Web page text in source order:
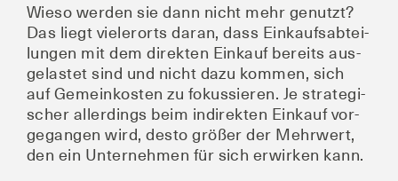
Wie­so wer­den sie dann nicht mehr genutzt?
Das liegt vie­ler­orts dar­an, dass Ein­kaufs­ab­tei­
lun­gen mit dem direk­ten Ein­kauf bereits aus­
ge­las­tet sind und nicht dazu kom­men, sich
auf Gemein­kos­ten zu fokus­sie­ren. Je stra­te­gi­
scher aller­dings beim indi­rek­ten Ein­kauf vor­
ge­gan­gen wird, des­to grö­ßer der Mehr­wert,
den ein Unter­neh­men für sich erwir­ken kann.